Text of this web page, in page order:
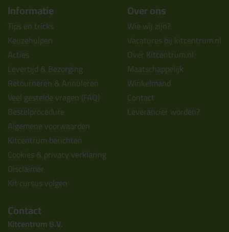
Informatie
Tips en tricks
Keuzehulpen
Acties
Levertijd & Bezorging
Retourneren & Annuleren
Veel gestelde vragen (FAQ)
Bestelprocedure
Algemene voorwaarden
Kitcentrum berichten
Cookies & privacy verklaring
Disclaimer
Kit cursus volgen
Over ons
Wie wij zijn?
Vacatures bij kitcentrum.nl
Over Kitcentrum.nl
Maatschappelijk
Winkelmand
Contact
Leverancier worden?
Contact
Kitcentrum B.V.